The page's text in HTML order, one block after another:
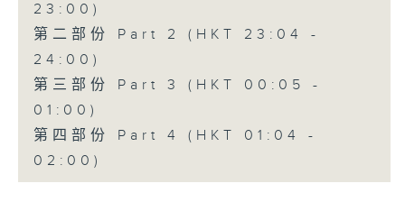
23:00)
第二部份 Part 2 (HKT 23:04 -
24:00)
第三部份 Part 3 (HKT 00:05 -
01:00)
第四部份 Part 4 (HKT 01:04 -
02:00)